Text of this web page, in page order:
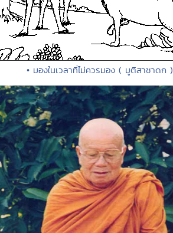
• มองในเวลาที่ไม่ควรมอง ( มูติสาชาดก )